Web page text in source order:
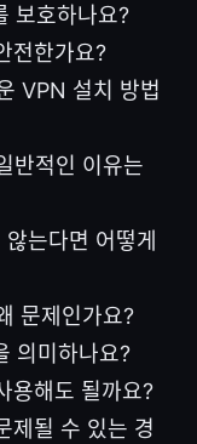
보호하나요?
전한가요?
VPN 설치 방법
반적인 이유는
는다면 어떻게
문제인가요?
의미하나요?
용해도 될까요?
제될 수 있는 경